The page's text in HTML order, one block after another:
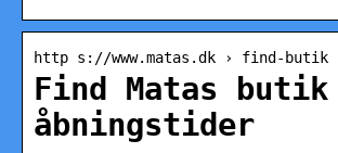
http s://www.matas.dk › find-butik
Find Matas
åbningstider